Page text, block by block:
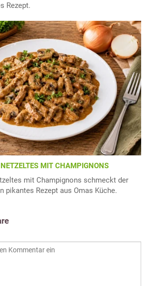
Rezept.
MIT CHAMPIGNONS
mit Champignons schmeckt der
pikantes Rezept aus Omas Küche.